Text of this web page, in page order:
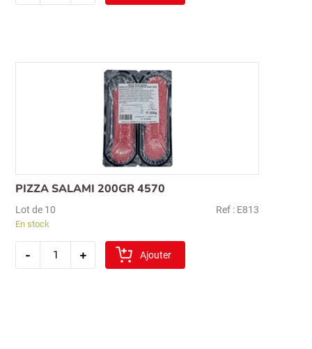
PIZZA SALAMI 200GR 4570
Lot de 10 Ref : E813
En stock
-
quantité
+ Ajouter